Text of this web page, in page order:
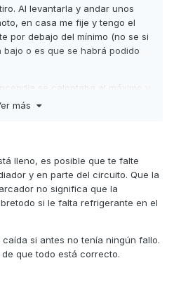
Al levantarla y andar unos
en casa me fije y tengo el
por debajo del mínimo (no se si
o es que se habrá podido
se calentaba al máximo y
y el numero 12.
el nivel de temperatura en
del anticongelante, mi
algo similar y como
más
lleno, es posible que te falte
y en parte del circuito. Que la
no significa que la
si le falta refrigerante en el
si antes no tenía ningún fallo.
que todo está correcto.